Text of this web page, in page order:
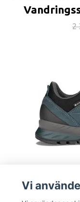
2
LOWA
Vi